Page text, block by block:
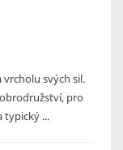
vrcholu svých sil.
pro
typický ...